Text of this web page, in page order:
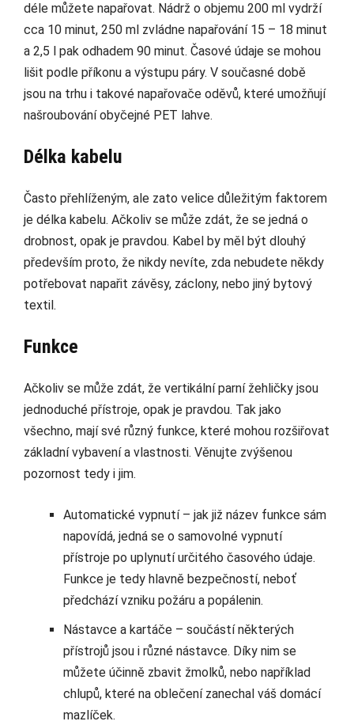
déle můžete napařovat. Nádrž o objemu 200 ml vydrží
cca 10 minut, 250 ml zvládne napařování 15 – 18 minut
a 2,5 l pak odhadem 90 minut. Časové údaje se mohou
lišit podle příkonu a výstupu páry. V současné době
jsou na trhu i takové napařovače oděvů, které umožňují
našroubování obyčejné PET lahve.
Délka kabelu
Často přehlíženým, ale zato velice důležitým faktorem
je délka kabelu. Ačkoliv se může zdát, že se jedná o
drobnost, opak je pravdou. Kabel by měl být dlouhý
především proto, že nikdy nevíte, zda nebudete někdy
potřebovat napařit závěsy, záclony, nebo jiný bytový
textil.
Funkce
Ačkoliv se může zdát, že vertikální parní žehličky jsou
jednoduché přístroje, opak je pravdou. Tak jako
všechno, mají své různý funkce, které mohou rozšiřovat
základní vybavení a vlastnosti. Věnujte zvýšenou
pozornost tedy i jim.
Automatické vypnutí – jak již název funkce sám
napovídá, jedná se o samovolné vypnutí
přístroje po uplynutí určitého časového údaje.
Funkce je tedy hlavně bezpečností, neboť
předchází vzniku požáru a popálenin.
Nástavce a kartáče – součástí některých
přístrojů jsou i různé nástavce. Díky nim se
můžete účinně zbavit žmolků, nebo například
chlupů, které na oblečení zanechal váš domácí
mazlíček.